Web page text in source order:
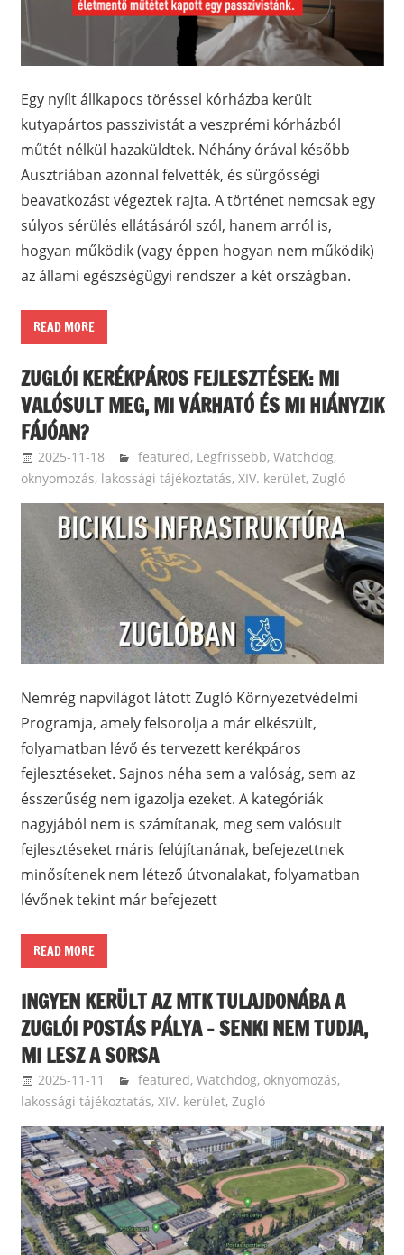
Egy nyílt állkapocs töréssel kórházba került
kutyapártos passzivistát a veszprémi kórházból
műtét nélkül hazaküldtek. Néhány órával később
Ausztriában azonnal felvették, és sürgősségi
beavatkozást végeztek rajta. A történet nemcsak egy
súlyos sérülés ellátásáról szól, hanem arról is,
hogyan működik (vagy éppen hogyan nem működik)
az állami egészségügyi rendszer a két országban.
READ MORE
ZUGLÓI KERÉKPÁROS FEJLESZTÉSEK: MI
VALÓSULT MEG, MI VÁRHATÓ ÉS MI HIÁNYZIK
FÁJÓAN?
2025-11-18 langdavid
featured, Legfrissebb, Watchdog,
oknyomozás, lakossági tájékoztatás, XIV. kerület, Zugló
Nemrég napvilágot látott Zugló Környezetvédelmi
Programja, amely felsorolja a már elkészült,
folyamatban lévő és tervezett kerékpáros
fejlesztéseket. Sajnos néha sem a valóság, sem az
ésszerűség nem igazolja ezeket. A kategóriák
nagyjából nem is számítanak, meg sem valósult
fejlesztéseket máris felújítanának, befejezettnek
minősítenek nem létező útvonalakat, folyamatban
lévőnek tekint már befejezett
READ MORE
INGYEN KERÜLT AZ MTK TULAJDONÁBA A
ZUGLÓI POSTÁS PÁLYA – SENKI NEM TUDJA,
MI LESZ A SORSA
2025-11-11 Bomba Gábor
featured, Watchdog, oknyomozás,
lakossági tájékoztatás, XIV. kerület, Zugló